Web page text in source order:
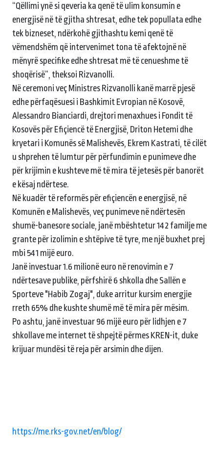
“Qëllimi ynë si qeveria ka qenë të ulim konsumin e
energjisë në të gjitha shtresat, edhe tek popullata edhe
tek bizneset, ndërkohë gjithashtu kemi qenë të
vëmendshëm që intervenimet tona të afektojnë në
mënyrë specifike edhe shtresat më të cenueshme të
shoqërisë”, theksoi Rizvanolli.
Në ceremoni veç Ministres Rizvanolli kanë marrë pjesë
edhe përfaqësuesi i Bashkimit Evropian në Kosovë,
Alessandro Bianciardi, drejtori menaxhues i Fondit të
Kosovës për Efiçiencë të Energjisë, Driton Hetemi dhe
kryetari i Komunës së Malishevës, Ekrem Kastrati, të cilët
u shprehen të lumtur për përfundimin e punimeve dhe
për krijimin e kushteve më të mira të jetesës për banorët
e kësaj ndërtese.
Në kuadër të reformës për efiçiencën e energjisë, në
Komunën e Malishevës, veç punimeve në ndërtesën
shumë-banesore sociale, janë mbështetur 142 familje me
grante për izolimin e shtëpive të tyre, me një buxhet prej
mbi 541 mijë euro.
Janë investuar 1.6 milionë euro në renovimin e 7
ndërtesave publike, përfshirë 6 shkolla dhe Sallën e
Sporteve "Habib Zogaj", duke arritur kursim energjie
rreth 65% dhe kushte shumë më të mira për mësim.
Po ashtu, janë investuar 96 mijë euro për lidhjen e 7
shkollave me internet të shpejtë përmes KREN-it, duke
krijuar mundësi të reja për arsimin dhe dijen.
https://me.rks-gov.net/en/blog/